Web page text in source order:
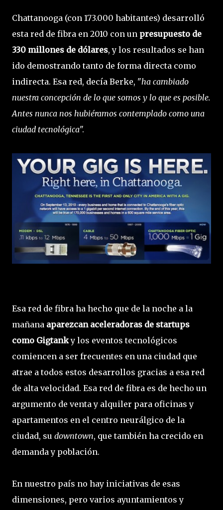
Chattanooga (con 173.000 habitantes) desarrolló
esta red de fibra en 2010 con un presupuesto de
330 millones de dólares, y los resultados se han
ido demostrando tanto de forma directa como
indirecta. Esa red, decía Berke, "ha cambiado
nuestra concepción de lo que somos y lo que es posible.
Antes nunca nos hubiéramos contemplado como una
ciudad tecnológica".
Esa red de fibra ha hecho que de la noche a la
mañana aparezcan aceleradoras de startups
como Gigtanky los eventos tecnológicos
comiencen a ser frecuentes en una ciudad que
atrae a todos estos desarrollos gracias a esa red
de alta velocidad. Esa red de fibra es de hecho un
argumento de venta y alquiler para oficinas y
apartamentos en el centro neurálgico de la
ciudad, su downtown, que también ha crecido en
demanda y población.
En nuestro país no hay iniciativas de esas
dimensiones, pero varios ayuntamientos y